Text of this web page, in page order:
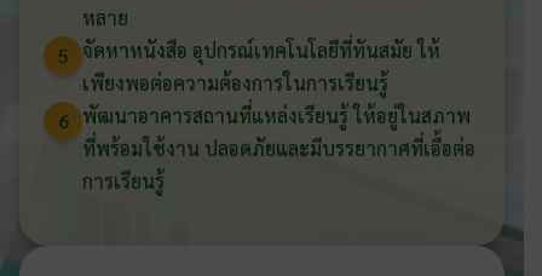
หลาย
5 จัดหาหนังสือ อุปกรณ์เทคโนโลยีที่ทันสมัย ให้
เพียงพอต่อความต้องการในการเรียนรู้
6 พัฒนาอาคารสถานที่แหล่งเรียนรู้ ให้อยู่ในสภาพ
ที่พร้อมใช้งาน ปลอดภัยและมีบรรยากาศที่เอื้อต่อ
การเรียนรู้